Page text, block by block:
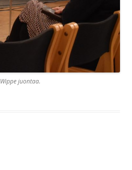
Wippe juontaa.